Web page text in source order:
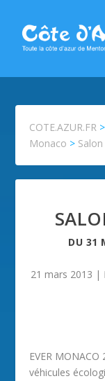
COTE.AZUR.FR >
Monaco >
DU 31
21 mars 2013 |
EVER
véhicules